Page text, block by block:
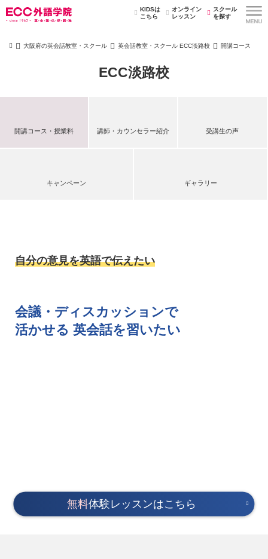
KIDSは
こちら
オンライン
レッスン
スクール
を探す
大阪府の英会話教室・スクール 英会話教室・スクール ECC淡路校 開講コース
ECC淡路校
開講コース・授業料 講師・カウンセラー紹介 受講生の声
キャンペーン ギャラリー
自分の意見を英語で伝えたい
会議・ディスカッションで
活かせる 英会話を習いたい
無料体験レッスンはこちら